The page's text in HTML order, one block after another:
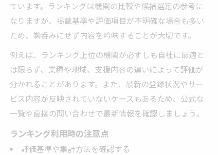
ています。ランキングは機関の比較や候補選定の参考に
なりますが、掲載基準や評価項目が不明確な場合も多い
ため、鵜呑みにせず内容を吟味することが大切です。
例えば、ランキング上位の機関が必ずしも自社に最適と
は限らず、業種や地域、支援内容の違いによって評価が
分かれることがあります。また、最新の登録状況やサー
ビス内容が反映されていないケースもあるため、公式な
一覧や直接の問い合わせで最新情報を確認しましょう。
ランキング利用時の注意点
評価基準や集計方法を確認する